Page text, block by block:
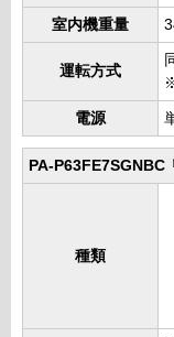
室内機重量
運転方式
電源
PA-P63FE7SGNBC
種類